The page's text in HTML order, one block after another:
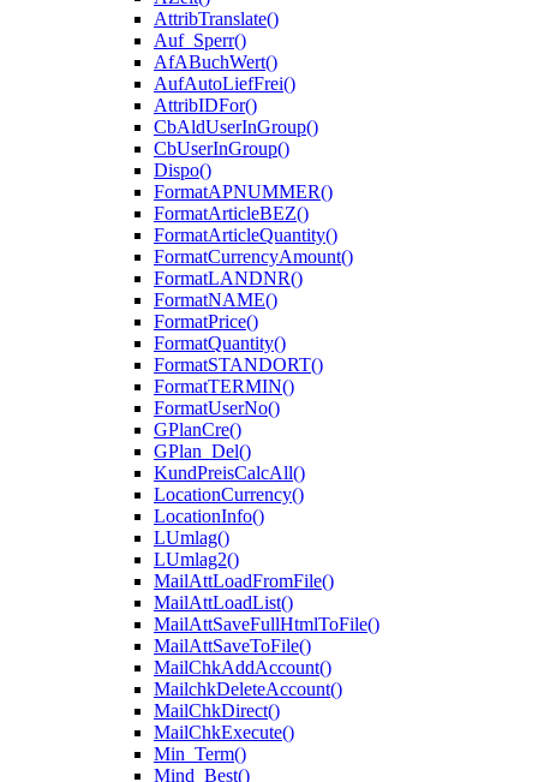
AttribTranslate()
Auf_Sperr()
AfABuchWert()
AufAutoLiefFrei()
AttribIDFor()
CbAldUserInGroup()
CbUserInGroup()
Dispo()
FormatAPNUMMER()
FormatArticleBEZ()
FormatArticleQuantity()
FormatCurrencyAmount()
FormatLANDNR()
FormatNAME()
FormatPrice()
FormatQuantity()
FormatSTANDORT()
FormatTERMIN()
FormatUserNo()
GPlanCre()
GPlan_Del()
KundPreisCalcAll()
LocationCurrency()
LocationInfo()
LUmlag()
LUmlag2()
MailAttLoadFromFile()
MailAttLoadList()
MailAttSaveFullHtmlToFile()
MailAttSaveToFile()
MailChkAddAccount()
MailchkDeleteAccount()
MailChkDirect()
MailChkExecute()
Min_Term()
Mind_Best()